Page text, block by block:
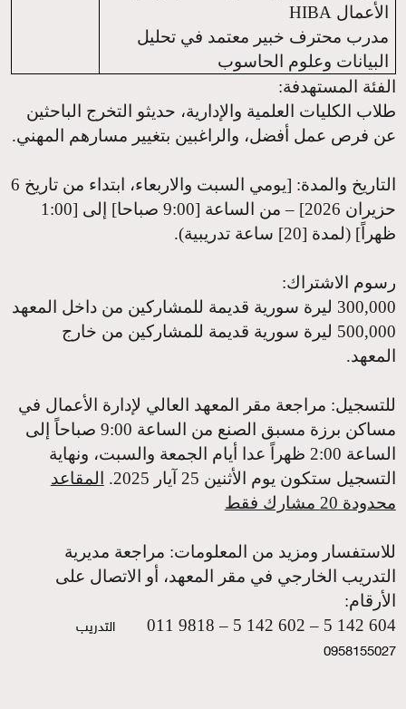
الأعمال HIBA
مدرب محترف خبير معتمد في تحليل
البيانات وعلوم الحاسوب
الفئة المستهدفة:
طلاب الكليات العلمية والإدارية، حديثو التخرج الباحثين
عن فرص عمل أفضل، والراغبين بتغيير مسارهم المهني.
التاريخ والمدة
: [يومي السبت والاربعاء، ابتداء من تاريخ 6
حزيران 2026] – من الساعة [9:00 صباحا] إلى [1:00
ظهراً] (لمدة [20] ساعة تدريبية).
رسوم الاشتراك:
300,000 ليرة سورية قديمة للمشاركين من داخل المعهد
500,000 ليرة سورية قديمة للمشاركين من خارج
المعهد.
للتسجيل: مراجعة مقر المعهد العالي لإدارة الأعمال في
مساكن برزة مسبق الصنع من الساعة 9:00 صباحاً إلى
الساعة 2:00 ظهراً عدا أيام الجمعة والسبت، ونهاية
التسجيل ستكون يوم الأثنين 25 آيار 2025.
المقاعد
محدودة 20 مشارك فقط
للاستفسار ومزيد من المعلومات: مراجعة مديرية
التدريب الخارجي في مقر المعهد، أو الاتصال على
الأرقام:
604 142 5 – 602 142 5 – 9818 011
0958155027